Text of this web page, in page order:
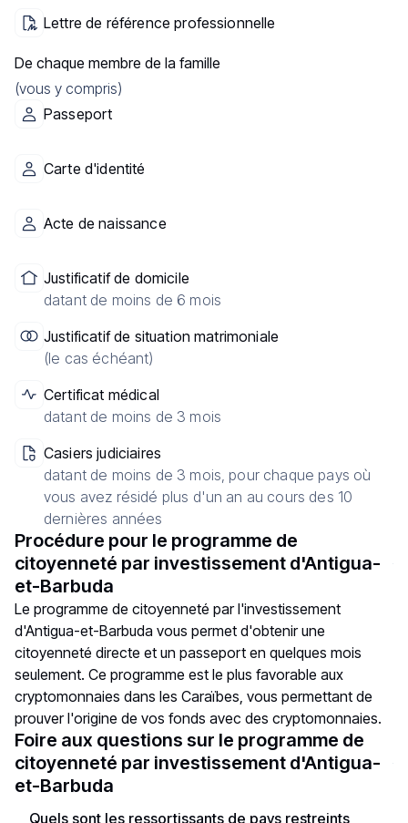
Lettre de référence professionnelle
De chaque membre de la famille
(vous y compris)
Passeport
Carte d'identité
Acte de naissance
Justificatif de domicile
datant de moins de 6 mois
Justificatif de situation matrimoniale
(le cas échéant)
Certificat médical
datant de moins de 3 mois
Casiers judiciaires
datant de moins de 3 mois, pour chaque pays où
vous avez résidé plus d'un an au cours des 10
dernières années
Procédure pour le programme de
citoyenneté par investissement d'Antigua-
et-Barbuda
Le programme de citoyenneté par l'investissement
d'Antigua-et-Barbuda vous permet d'obtenir une
citoyenneté directe et un passeport en quelques mois
seulement. Ce programme est le plus favorable aux
cryptomonnaies dans les Caraïbes, vous permettant de
prouver l'origine de vos fonds avec des cryptomonnaies.
Foire aux questions sur le programme de
citoyenneté par investissement d'Antigua-
et-Barbuda
Quels sont les ressortissants de pays restreints